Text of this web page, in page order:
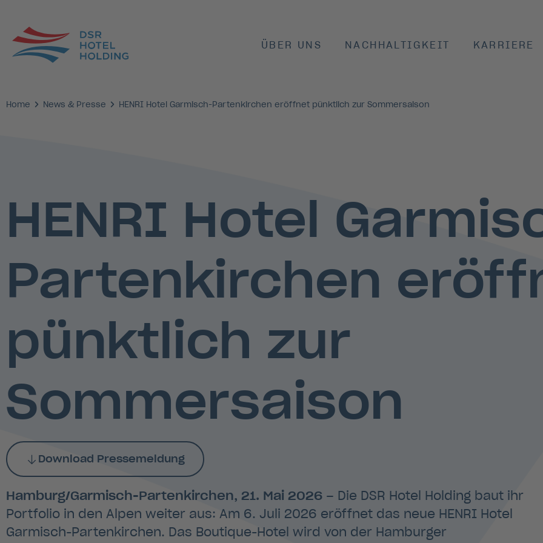
ÜBER UNS NACHHALTIGKEIT KARRIERE
Home News & Presse HENRI Hotel Garmisch-Partenkirchen eröffnet pünktlich zur Sommersaison
HENRI Hotel
Partenkirchen
pünktlich zur
Sommersaison
Download Pressemeldung
Hamburg/Garmisch-Partenkirchen, 21. Mai 2026 – Die DSR Hotel Holding baut ihr
Portfolio in den Alpen weiter aus: Am 6. Juli 2026 eröffnet das neue HENRI Hotel
Garmisch-Partenkirchen. Das Boutique-Hotel wird von der Hamburger